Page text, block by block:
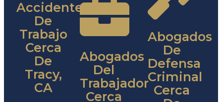
Accidentes
De
Trabajo
Cerca
De
Tracy,
CA
Abogados
Del
Trabajador
Cerca
Abogados
De
Defensa
Criminal
Cerca